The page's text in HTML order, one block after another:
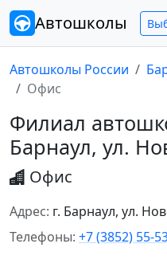
Автошколы
Автошколы России
Офис
Филиал
Барнаул, ул.
Офис
Адрес: г. Барнаул, ул.
Телефоны: +7 (3852) 55-